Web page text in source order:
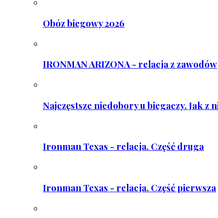
Obóz biegowy 2026
IRONMAN ARIZONA - relacja z zawodów
Najczęstsze niedobory u biegaczy. Jak z
Ironman Texas - relacja. Część druga
Ironman Texas - relacja. Część pierwsza